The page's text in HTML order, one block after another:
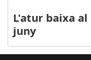
L'atur baixa
juny